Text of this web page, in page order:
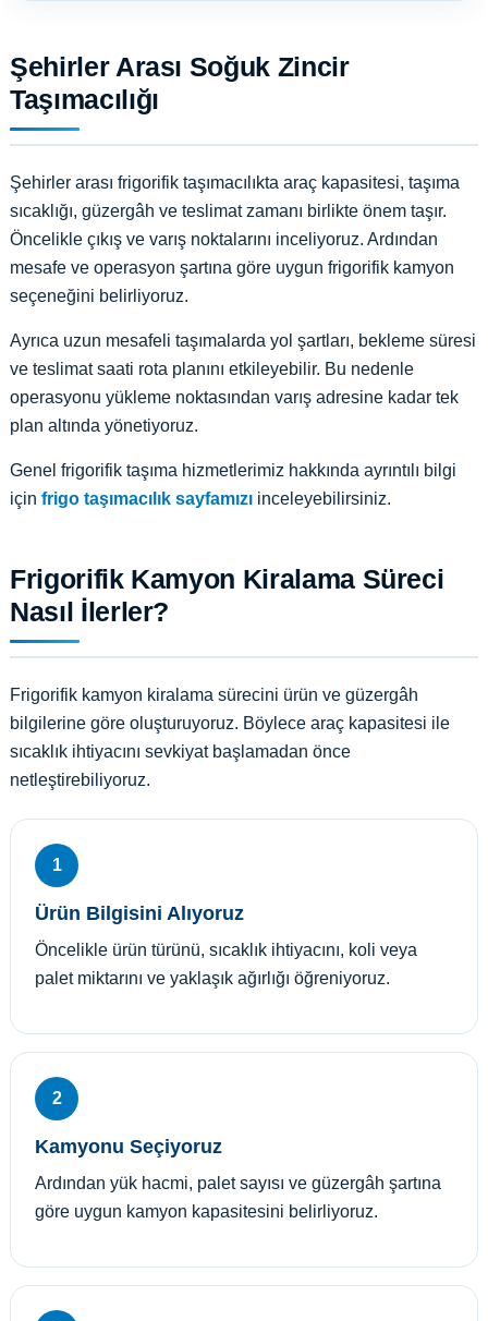
Şehirler Arası Soğuk Zincir
Taşımacılığı
Şehirler arası frigorifik taşımacılıkta araç kapasitesi, taşıma
sıcaklığı, güzergâh ve teslimat zamanı birlikte önem taşır.
Öncelikle çıkış ve varış noktalarını inceliyoruz. Ardından
mesafe ve operasyon şartına göre uygun frigorifik kamyon
seçeneğini belirliyoruz.
Ayrıca uzun mesafeli taşımalarda yol şartları, bekleme süresi
ve teslimat saati rota planını etkileyebilir. Bu nedenle
operasyonu yükleme noktasından varış adresine kadar tek
plan altında yönetiyoruz.
Genel frigorifik taşıma hizmetlerimiz hakkında ayrıntılı bilgi
için frigo taşımacılık sayfamızı inceleyebilirsiniz.
Frigorifik Kamyon Kiralama Süreci
Nasıl İlerler?
Frigorifik kamyon kiralama sürecini ürün ve güzergâh
bilgilerine göre oluşturuyoruz. Böylece araç kapasitesi ile
sıcaklık ihtiyacını sevkiyat başlamadan önce
netleştirebiliyoruz.
1
Ürün Bilgisini Alıyoruz
Öncelikle ürün türünü, sıcaklık ihtiyacını, koli veya
palet miktarını ve yaklaşık ağırlığı öğreniyoruz.
2
Kamyonu Seçiyoruz
Ardından yük hacmi, palet sayısı ve güzergâh şartına
göre uygun kamyon kapasitesini belirliyoruz.